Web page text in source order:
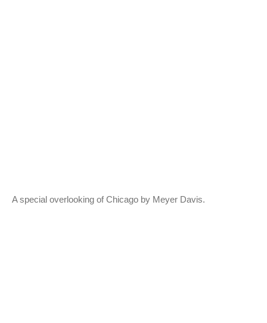
A special overlooking of Chicago by Meyer Davis.